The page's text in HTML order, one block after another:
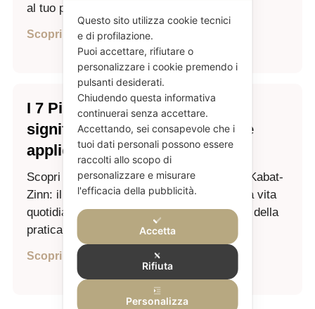
al tuo percorso.
Scopri di più
I 7 Pilastri della Mindfulness:
significato, spiegazione e come
applicarli
Scopri i 7 pilastri della Mindfulness di Jon Kabat-
Zinn: il loro significato, come coltivarli nella vita
quotidiana e perché rappresentano il cuore della
pratica della consapevolezza.
Scopri di più
Questo sito utilizza cookie tecnici
e di profilazione.
Puoi accettare, rifiutare o
personalizzare i cookie premendo i
pulsanti desiderati.
Chiudendo questa informativa
continuerai senza accettare.
Accettando, sei consapevole che i
tuoi dati personali possono essere
raccolti allo scopo di
personalizzare e misurare
l'efficacia della pubblicità.
Accetta
Rifiuta
Personalizza